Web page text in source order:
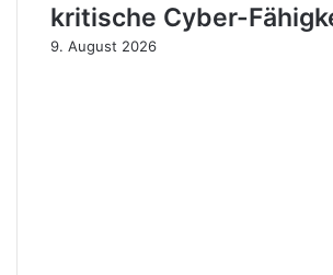
kritische Cyber-
9. August 2026